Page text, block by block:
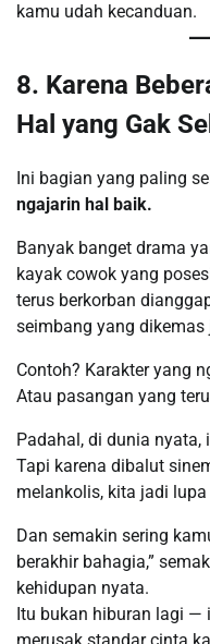
kamu udah kecanduan.
8. Karena
Hal yang Gak
Ini bagian yang paling
ngajarin hal baik.
Banyak banget drama
kayak cowok yang
terus berkorban
seimbang yang
Contoh? Karakter yang
Atau pasangan yang
Padahal, di dunia nyata,
Tapi karena dibalut
melankolis, kita jadi
Dan semakin sering
berakhir bahagia,”
kehidupan nyata.
Itu bukan hiburan lagi —